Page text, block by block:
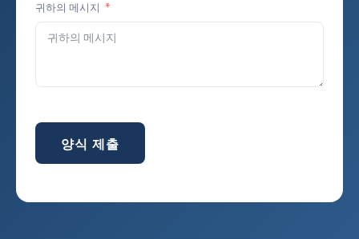
귀하의 메시지
양식 제출